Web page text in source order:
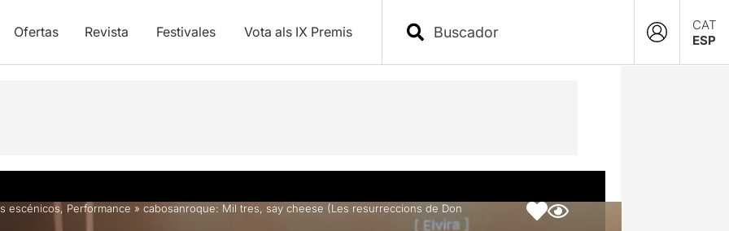
Ofertas Revista Festivales Vota als IX Premis
CAT
ESP
escénicos, Performance » cabosanroque: Mil tres, say cheese (Les resurreccions de Don